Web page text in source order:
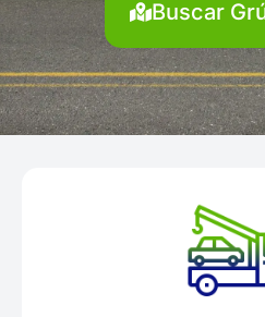
Buscar